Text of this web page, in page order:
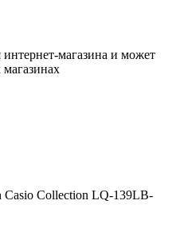
интернет-магазина и может
Collection LQ-139LB-